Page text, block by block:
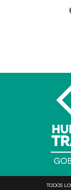
Todos